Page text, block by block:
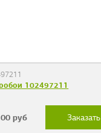
102497211
руб Заказать